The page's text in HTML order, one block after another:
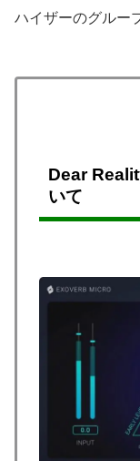
ハイザーのグルー
Dear
いて